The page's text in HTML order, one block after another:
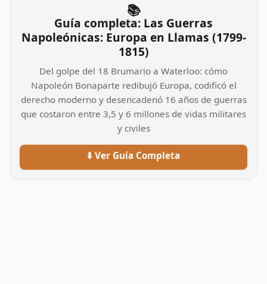
📚
Guía completa: Las Guerras
Napoleónicas: Europa en Llamas (1799-
1815)
Del golpe del 18 Brumario a Waterloo: cómo
Napoleón Bonaparte redibujó Europa, codificó el
derecho moderno y desencadenó 16 años de guerras
que costaron entre 3,5 y 6 millones de vidas militares
y civiles
⬇️ Ver Guía Completa